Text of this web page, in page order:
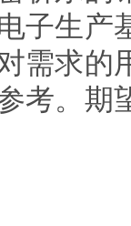
子生
需求的
考。期